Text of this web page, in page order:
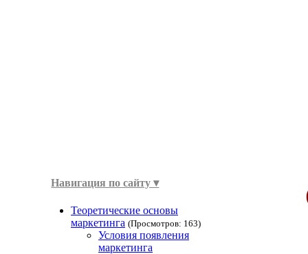
Навигация по сайту ▾
Теоретические основы
маркетинга (Просмотров: 163)
Условия появления
маркетинга